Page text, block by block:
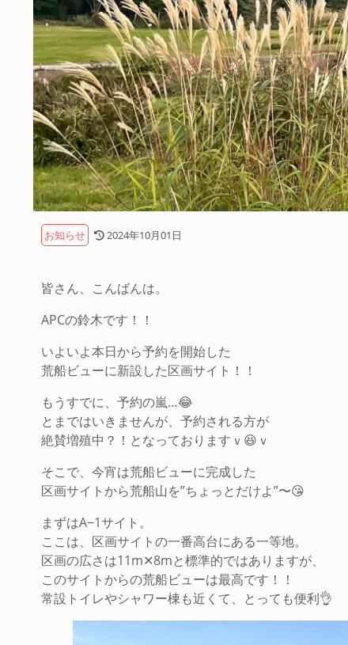
お知らせ 2024年10月01日
皆さん、こんばんは。
APCの鈴木です！！
いよいよ本日から予約を開始した
荒船ビューに新設した区画サイト！！
もうすでに、予約の嵐…😂
とまではいきませんが、予約される方が
絶賛増殖中？！となっておりますｖ😆ｖ
そこで、今宵は荒船ビューに完成した
区画サイトから荒船山を”ちょっとだけよ”〜😘
まずはA−1サイト。
ここは、区画サイトの一番高台にある一等地。
区画の広さは11m✕8mと標準的ではありますが、
このサイトからの荒船ビューは最高です！！
常設トイレやシャワー棟も近くて、とっても便利👌